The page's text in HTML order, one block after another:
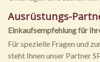
Ausrüstungs-
Einkaufsempfehlung für
Für spezielle Fragen und
steht Ihnen unser Partner